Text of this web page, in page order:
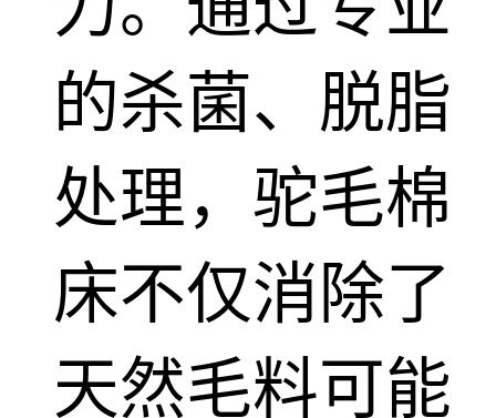
的杀菌、脱脂
处理，驼毛棉
床不仅消除了
天然毛料可能